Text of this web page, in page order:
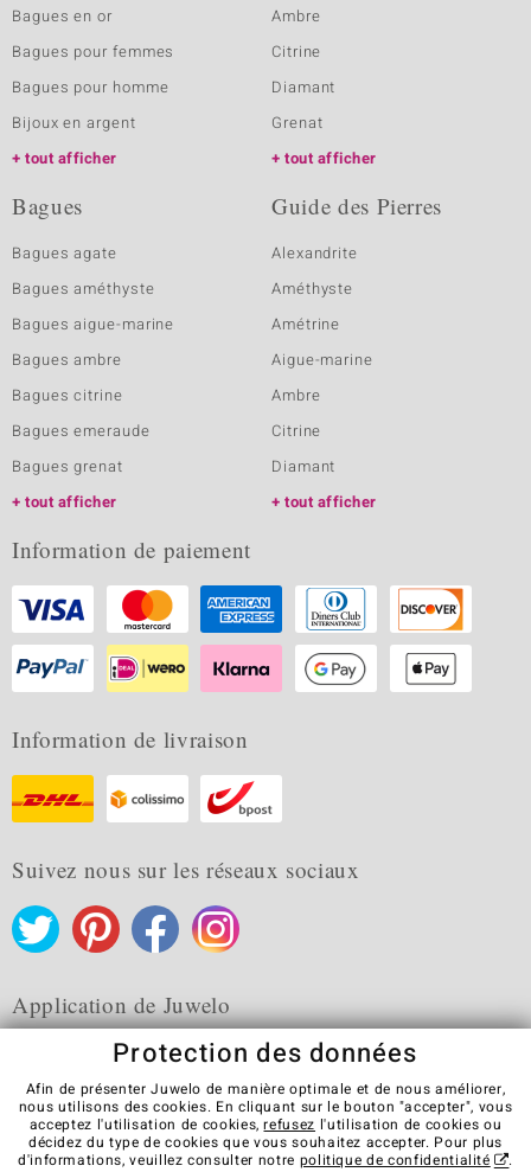
Bagues en or
Bagues pour femmes
Bagues pour homme
Bijoux en argent
tout afficher
Ambre
Citrine
Diamant
Grenat
tout afficher
Bagues
Bagues agate
Bagues améthyste
Bagues aigue-marine
Bagues ambre
Bagues citrine
Bagues emeraude
Bagues grenat
tout afficher
Guide des Pierres
Alexandrite
Améthyste
Amétrine
Aigue-marine
Ambre
Citrine
Diamant
tout afficher
Information de paiement
Information de livraison
Suivez nous sur les réseaux sociaux
Application de Juwelo
CGV Protection des données
Cookies
Mentions légales
Contact Révocation du contrat
Protection des données
Afin de présenter Juwelo de manière optimale et de nous améliorer,
nous utilisons des cookies. En cliquant sur le bouton "accepter", vous
acceptez l'utilisation de cookies,refusez l'utilisation de cookies ou
décidez du type de cookies que vous souhaitez accepter. Pour plus
d'informations, veuillez consulter notre politique de confidentialité .